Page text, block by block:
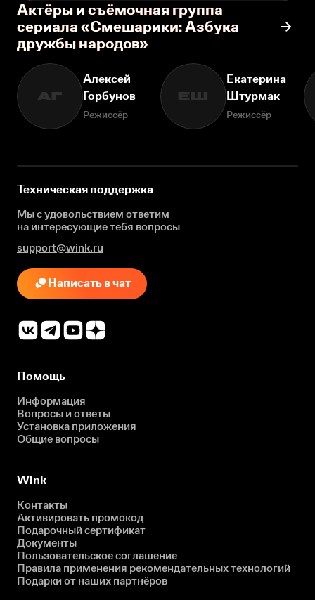
Актёры и съёмочная группа
сериала «Смешарики: Азбука
дружбы народов»
АГ
Алексей
Горбунов
Режиссёр
ЕШ
Екатерина
Штурмак
Режиссёр
Техническая поддержка
Мы с удовольствием ответим
на интересующиетебя вопросы
support@wink.ru
Написать в чат
Помощь
Информация
Вопросы и ответы
Установка приложения
Общие вопросы
Wink
Контакты
Активировать промокод
Подарочный сертификат
Документы
Пользовательское соглашение
Правила применения рекомендательных технологий
Подарки от наших партнёров